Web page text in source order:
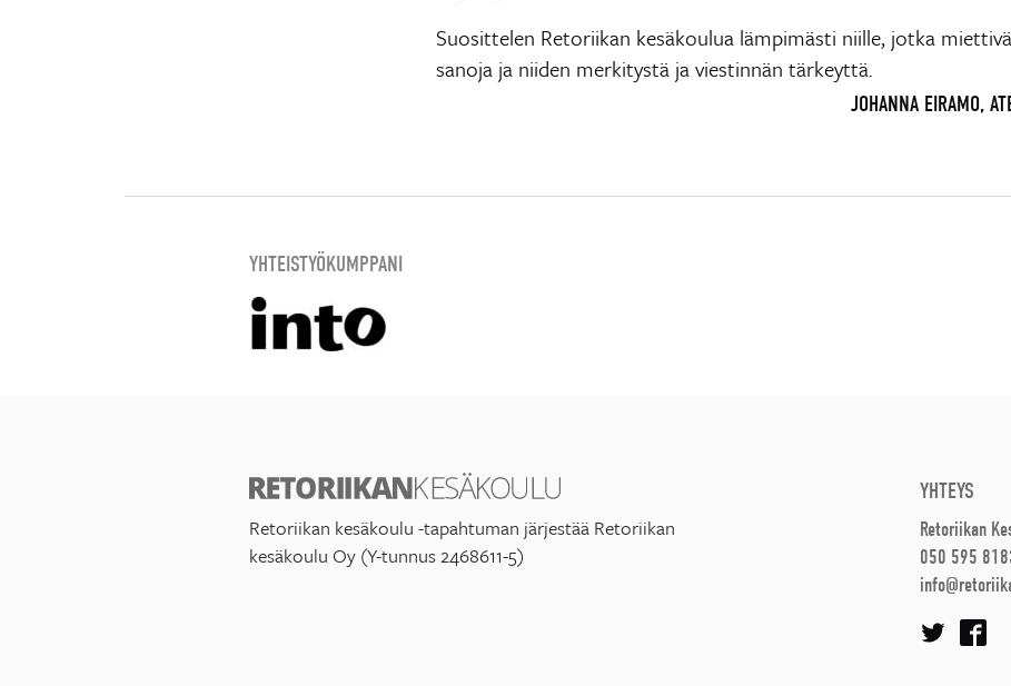
Suosittelen Retoriikan kesäkoulua lämpimästi niille, jotka
sanoja ja niiden merkitystä ja viestinnän tärkeyttä.
JOHANNA EIRAMO,
YHTEISTYÖKUMPPANI
Retoriikan kesäkoulu -tapahtuman järjestää Retoriikan
kesäkoulu Oy (Y-tunnus 2468611-5)
YHTEYS
Retoriikan
050 595